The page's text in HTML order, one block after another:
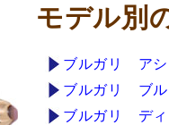
モデル別
ブルガリ ア
ブルガリ ブ
ブルガリ デ